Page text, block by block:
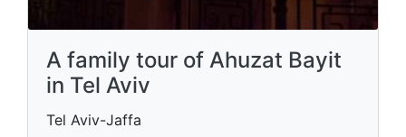
A family tour of Ahuzat Bayit
in Tel Aviv
Tel Aviv-Jaffa